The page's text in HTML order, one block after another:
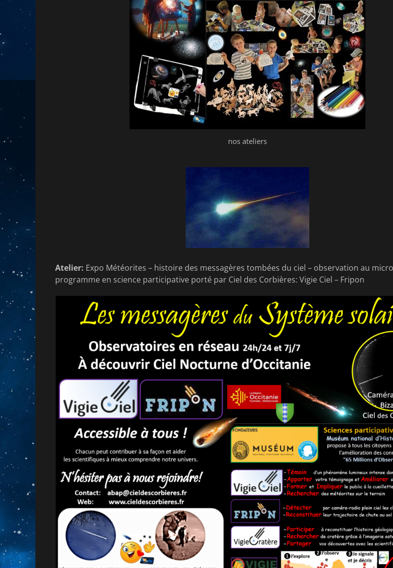
nos ateliers
Atelier: Expo Météorites – histoire des messagères tombées du ciel – observation au
programme en science participative porté par Ciel des Corbières: Vigie Ciel – Fripon